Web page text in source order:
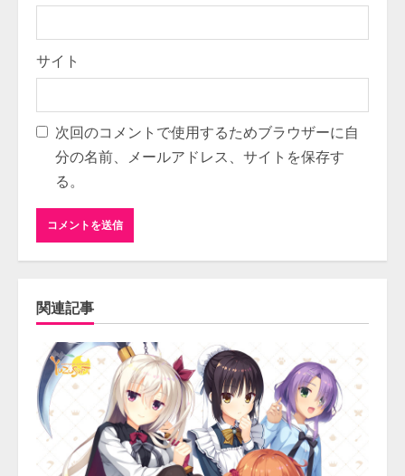
サイト
次回のコメントで使用するためブラウザーに自
分の名前、メールアドレス、サイトを保存す
る。
関連記事